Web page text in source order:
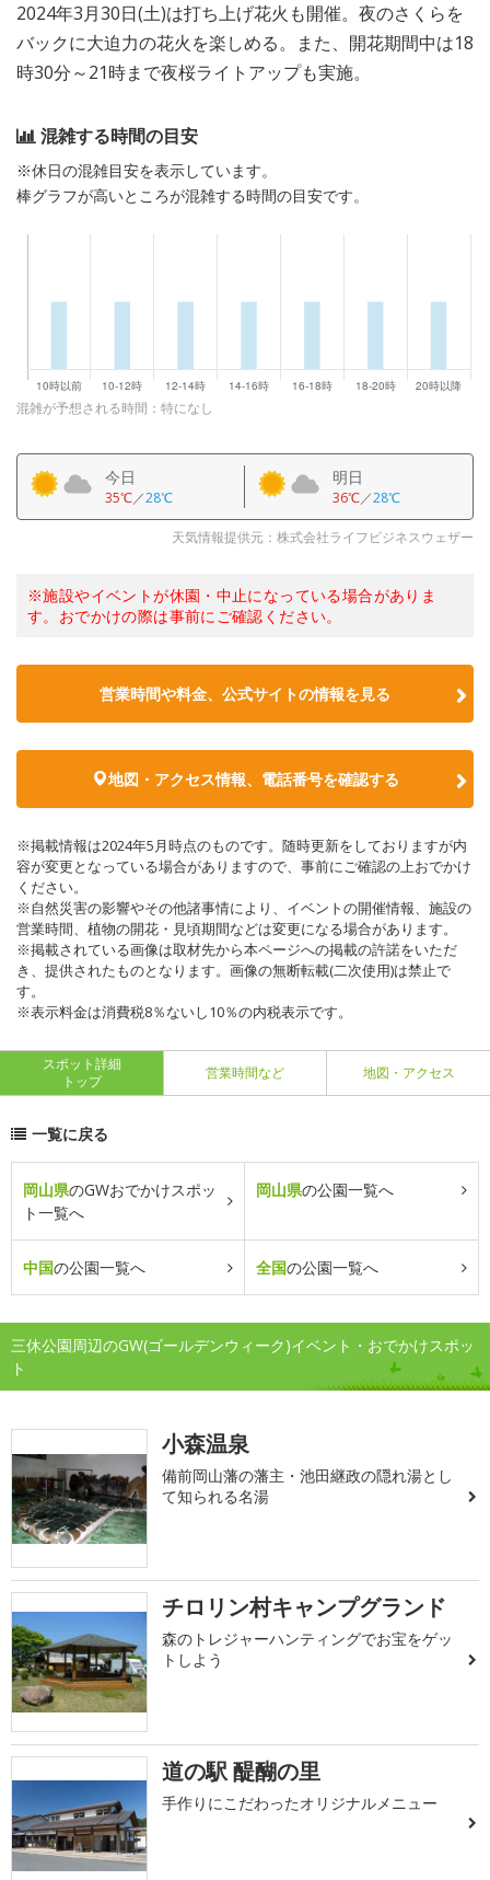
2024年3月30日(土)は打ち上げ花火も開催。夜のさくらを
バックに大迫力の花火を楽しめる。また、開花期間中は18
時30分～21時まで夜桜ライトアップも実施。
混雑する時間の目安
※休日の混雑目安を表示しています。
棒グラフが高いところが混雑する時間の目安です。
混雑が予想される時間：特になし
今日
35℃／28℃
明日
36℃／28℃
天気情報提供元：株式会社ライフビジネスウェザー
※施設やイベントが休園・中止になっている場合がありま
す。おでかけの際は事前にご確認ください。
営業時間や料金、公式サイトの情報を見る
地図・アクセス情報、電話番号を確認する
※掲載情報は2024年5月時点のものです。随時更新をしておりますが内
容が変更となっている場合がありますので、事前にご確認の上おでかけ
ください。
※自然災害の影響やその他諸事情により、イベントの開催情報、施設の
営業時間、植物の開花・見頃期間などは変更になる場合があります。
※掲載されている画像は取材先から本ページへの掲載の許諾をいただ
き、提供されたものとなります。画像の無断転載(二次使用)は禁止で
す。
※表示料金は消費税8％ないし10％の内税表示です。
スポット詳細
トップ
営業時間など 地図・アクセス
一覧に戻る
岡山県のGWおでかけスポッ
ト一覧へ
岡山県の公園一覧へ
中国の公園一覧へ 全国の公園一覧へ
三休公園周辺のGW(ゴールデンウィーク)イベント・おでかけスポッ
ト
小森温泉
備前岡山藩の藩主・池田継政の隠れ湯とし
て知られる名湯
チロリン村キャンプグランド
森のトレジャーハンティングでお宝をゲッ
トしよう
道の駅 醍醐の里
手作りにこだわったオリジナルメニュー